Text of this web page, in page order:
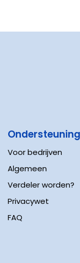
Ondersteuning
Voor bedrijven
Algemeen
Verdeler worden?
Privacywet
FAQ